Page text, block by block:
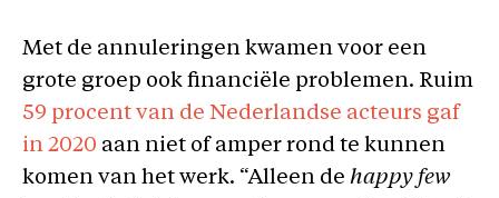
Met de annuleringen kwamen voor een
grote groep ook financiële problemen. Ruim
59 procent van de Nederlandse acteurs gaf
in 2020 aan niet of amper rond te kunnen
komen van het werk. “Alleen de happy few